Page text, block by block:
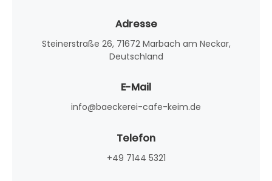
Adresse
Steinerstraße 26, 71672 Marbach am Neckar,
Deutschland
E-Mail
info@baeckerei-cafe-keim.de
Telefon
+49 7144 5321